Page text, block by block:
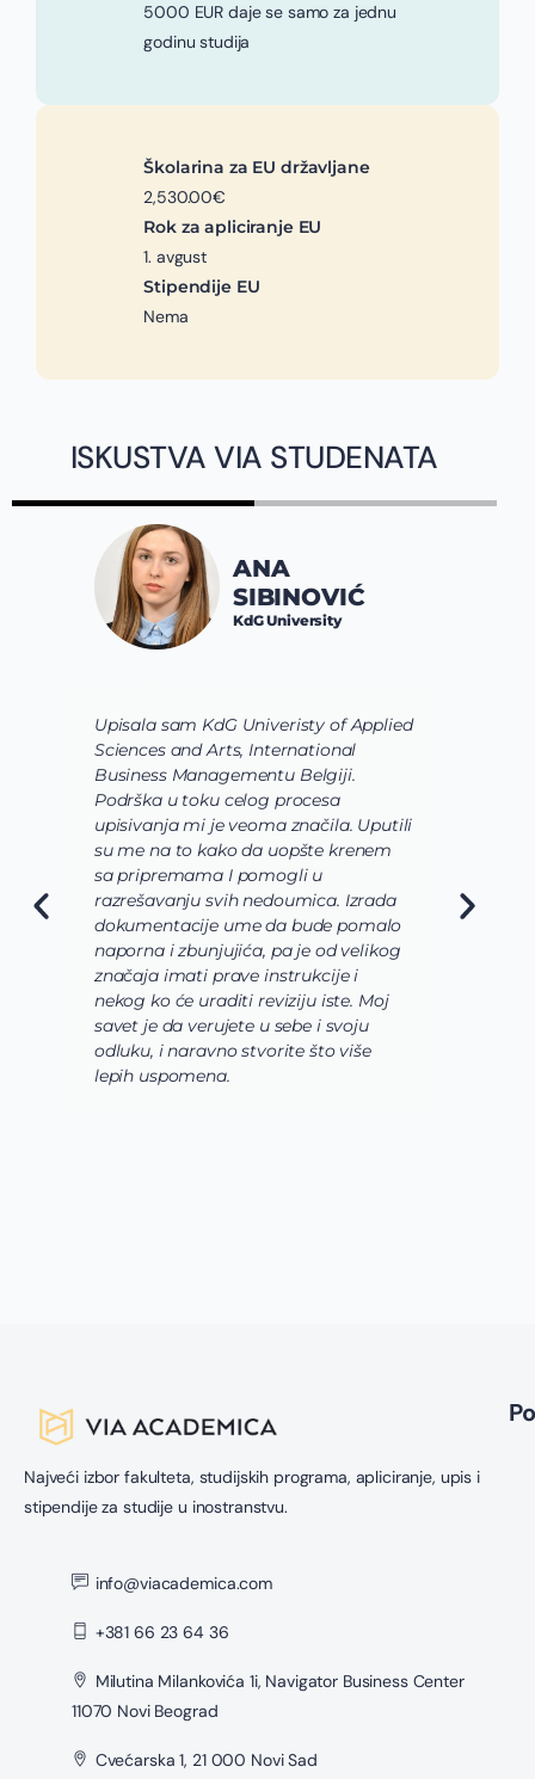
5000 EUR daje se samo za jednu
godinu studija
Školarina za EU državljane
2,530.00€
Rok za apliciranje EU
1. avgust
Stipendije EU
Nema
ISKUSTVA VIA STUDENATA
Upisala sam KdG Univeristy of Applied
Sciences and Arts, International
Business Managementu Belgiji.
Podrška u toku celog procesa
upisivanja mi je veoma značila. Uputili
su me na to kako da uopšte krenem
sa pripremama I pomogli u
razrešavanju svih nedoumica. Izrada
dokumentacije ume da bude pomalo
naporna i zbunjujića, pa je od velikog
značaja imati prave instrukcije i
nekog ko će uraditi reviziju iste. Moj
savet je da verujete u sebe i svoju
odluku, i naravno stvorite što više
lepih uspomena.
ANA
SIBINOVIĆ
KdG University
Najveći izbor fakulteta, studijskih programa, apliciranje, upis i
stipendije za studije u inostranstvu.
info@viacademica.com
+381 66 23 64 36
Milutina Milankovića 1i, Navigator Business Center
11070 Novi Beograd
Cvećarska 1, 21 000 Novi Sad